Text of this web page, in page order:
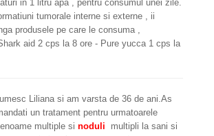
in 1 litru apa , pentru consumul unei zile.
tumorale interne si externe , ii
produsele pe care le consuma ,
aid 2 cps la 8 ore - Pure yucca 1 cps la
Liliana si am varsta de 36 de ani.As
un tratament pentru urmatoarele
multiple si noduli
multipli la sani si